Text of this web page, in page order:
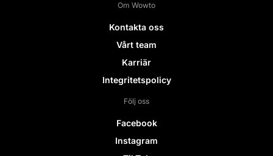
Om Wowto
Kontakta oss
Vårt team
Karriär
Integritetspolicy
Följ oss
Facebook
Instagram